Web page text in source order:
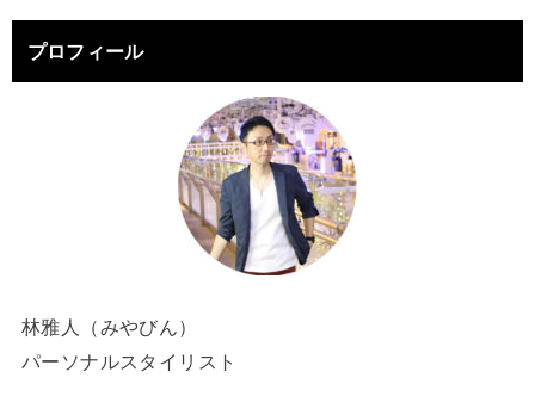
プロフィール
林雅人（みやびん）
パーソナルスタイリスト